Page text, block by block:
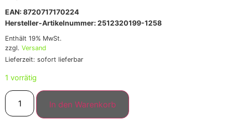
EAN: 8720717170224
Hersteller-Artikelnummer: 2512320199-1258
Enthält 19% MwSt.
zzgl. Versand
Lieferzeit: sofort lieferbar
1 vorrätig
In den Warenkorb